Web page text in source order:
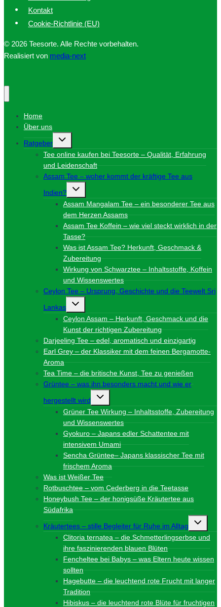
Kontakt
Cookie-Richtlinie (EU)
© 2026 Teesorte. Alle Rechte vorbehalten.
Realisiert von media-next
Home
Über uns
Ratgeber
Untermenü
umschalten
Tee online kaufen bei Teesorte – Qualität, Erfahrung
und Leidenschaft
Assam Tee – woher kommt der kräftige Tee aus
Indien?
Untermenü
umschalten
Assam Mangalam Tee – ein besonderer Tee aus
dem Herzen Assams
Assam Tee Koffein – wie viel steckt wirklich in der
Tasse?
Was ist Assam Tee? Herkunft, Geschmack &
Zubereitung
Wirkung von Schwarztee – Inhaltsstoffe, Koffein
und Wissenswertes
Ceylon Tee – Ursprung, Geschichte und die Teewelt Sri
Lankas
Untermenü
umschalten
Ceylon Assam – Herkunft, Geschmack und die
Kunst der richtigen Zubereitung
Darjeeling Tee – edel, aromatisch und einzigartig
Earl Grey – der Klassiker mit dem feinen Bergamotte-
Aroma
Tea Time – die britische Kunst, Tee zu genießen
Grüntee – was ihn besonders macht und wie er
hergestellt wird
Untermenü
umschalten
Grüner Tee Wirkung – Inhaltsstoffe, Zubereitung
und Wissenswertes
Gyokuro – Japans edler Schattentee mit
intensivem Umami
Sencha Grüntee– Japans klassischer Tee mit
frischem Aroma
Was ist Weißer Tee
Rotbuschtee – vom Cederberg in die Teetasse
Honeybush Tee – der honigsüße Kräutertee aus
Südafrika
Kräutertees – stille Begleiter für Ruhe im Alltag
Clitoria ternatea – die Schmetterlingserbse und
ihre faszinierenden blauen Blüten
Fencheltee bei Babys – was Eltern heute wissen
sollten
Hagebutte – die leuchtend rote Frucht mit langer
Tradition
Hibiskus – die leuchtend rote Blüte für fruchtigen